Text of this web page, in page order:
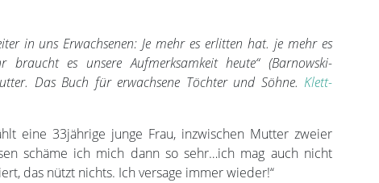
in uns Erwachsenen: Je mehr es erlitten hat. je mehr es
es unsere Aufmerksamkeit heute“ (Barnowski-
Das Buch für erwachsene Töchter und Söhne. Klett-
eine 33jährige junge Frau, inzwischen Mutter zweier
schäme ich mich dann so sehr…ich mag auch nicht
das nützt nichts. Ich versage immer wieder!“